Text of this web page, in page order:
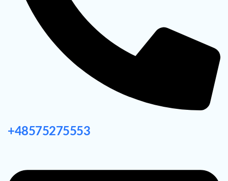
+48575275553